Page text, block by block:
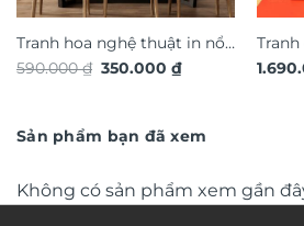
Tranh hoa nghệ thuật in nổi
3D hiệu ứng dát vàng
590.000₫ Giá
350.000₫Giá
thuận
Sản phẩm bạn đã xem
Không có sản phẩm xem gần